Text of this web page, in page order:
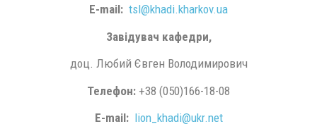
E-mail: tsl@khadi.kharkov.ua
Завідувач кафедри,
доц. Любий Євген Володимирович
Телефон: +38 (050)166-18-08
E-mail: lion_khadi@ukr.net